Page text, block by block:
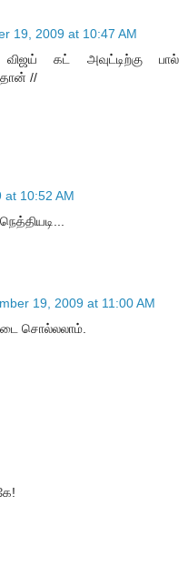
19, 2009 at 10:47 AM
கட் அவுட்டிற்கு பால்
//
at 10:52 AM
19, 2009 at 11:00 AM
சொல்லலாம்.